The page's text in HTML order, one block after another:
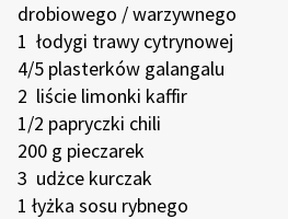
drobiowego / warzywnego
1 łodygi trawy cytrynowej
4/5 plasterków galangalu
2 liście limonki kaffir
1/2 papryczki chili
200 g pieczarek
3 udżce kurczak
1 łyżka sosu rybnego